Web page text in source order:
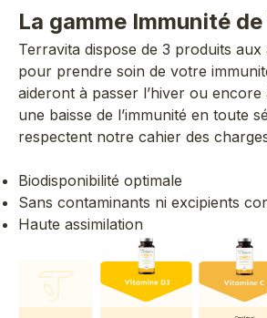
La gamme Immunité
Terravita dispose de 3 produits aux
pour prendre soin de votre
aideront à passer l’hiver ou
une baisse de l’immunité en toute
respectent notre cahier des
Biodisponibilité optimale
Sans contaminants ni excipients
Haute assimilation